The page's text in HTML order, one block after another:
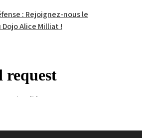
: Rejoignez-nous le
Dojo Alice Milliat !